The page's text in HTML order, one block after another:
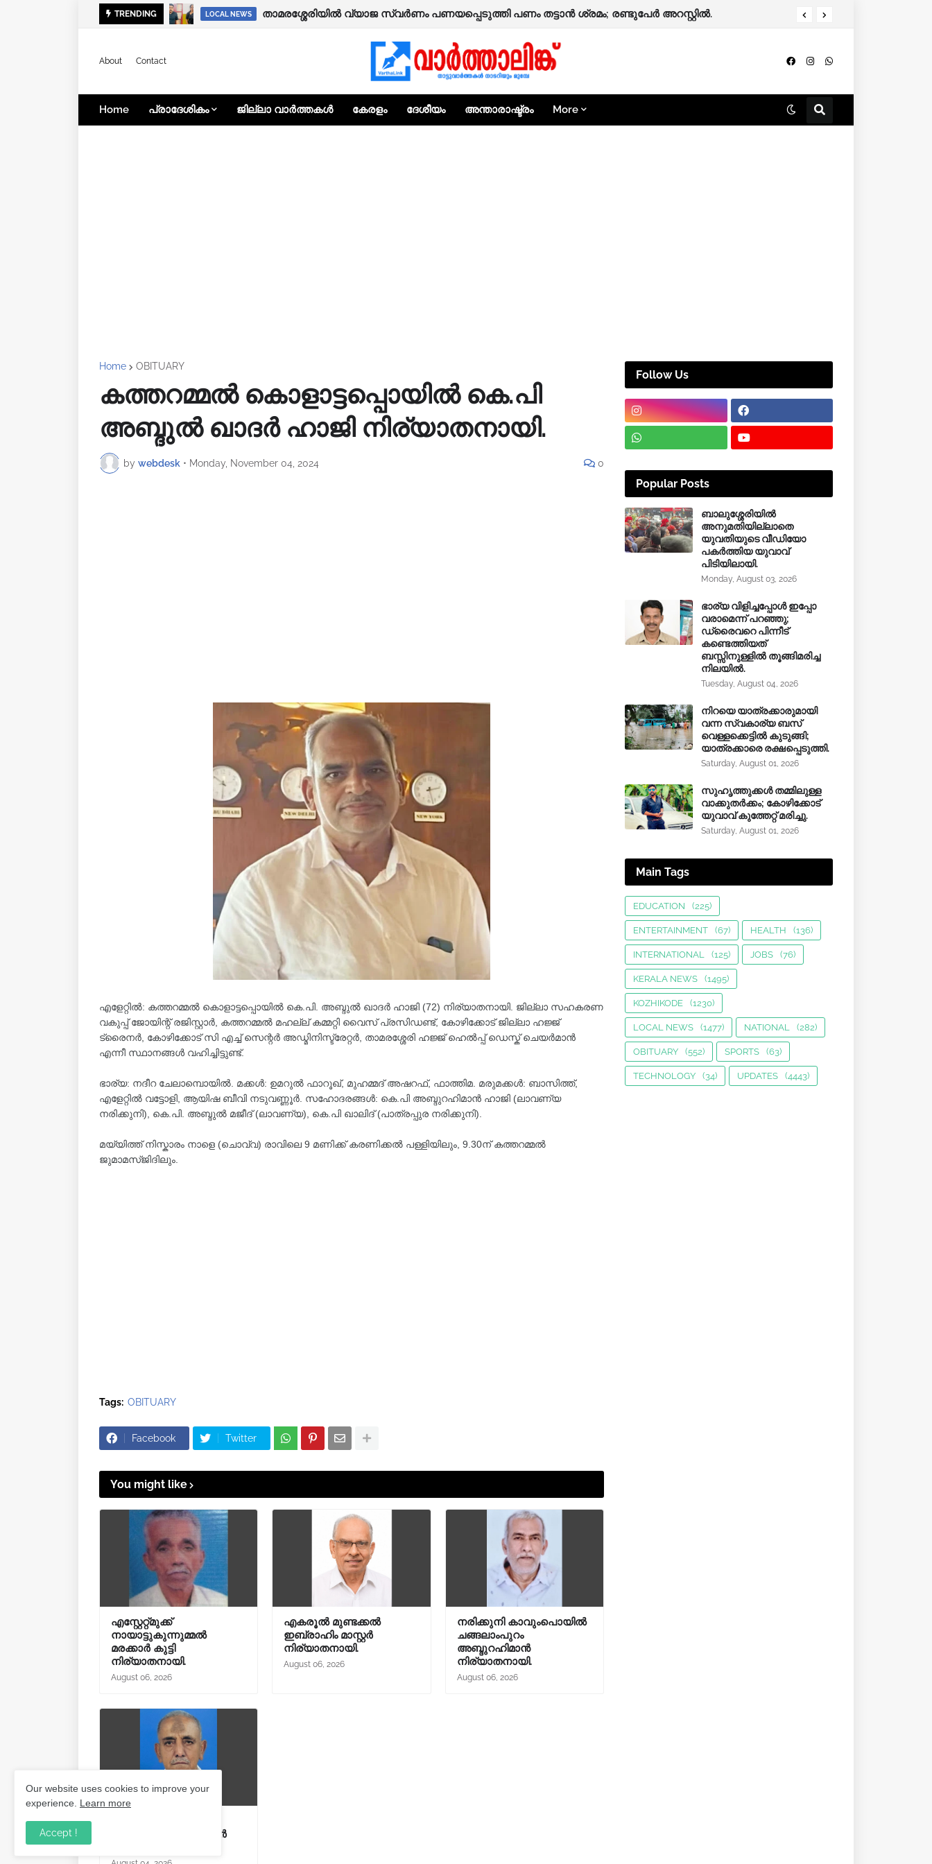
TRENDING LOCAL NEWS താമരശ്ശേരിയിൽ വ്യാജ സ്വർണം പണയപ്പെടുത്തി പണം തട്ടാൻ ശ്രമം; രണ്ടുപേർ അറസ്റ്റിൽ.
KERALA NEWS
About Contact
Home പ്രാദേശികം ജില്ലാ വാർത്തകൾ കേരളം ദേശീയം അന്താരാഷ്ട്രം More
Home OBITUARY
കത്തറമ്മൽ കൊളാട്ടപ്പൊയിൽ കെ.പി
അബ്ദുൽ ഖാദർ ഹാജി നിര്യാതനായി.
by webdesk • Monday, November 04, 2024 0
എളേറ്റിൽ: കത്തറമ്മൽ കൊളാട്ടപ്പൊയിൽ കെ.പി. അബ്ദുൽ ഖാദർ ഹാജി (72) നിര്യാതനായി. ജില്ലാ സഹകരണ
വകുപ്പ് ജോയിന്റ് രജിസ്റ്റാർ, കത്തറമ്മൽ മഹല്ല് കമ്മറ്റി വൈസ് പ്രസിഡണ്ട്, കോഴിക്കോട് ജില്ലാ ഹജ്ജ്
ട്രൈനർ, കോഴിക്കോട് സി എച്ച് സെന്റർ അഡ്മിനിസ്ട്രേറ്റർ, താമരശ്ശേരി ഹജ്ജ് ഹെൽപ്പ് ഡെസ്ക് ചെയർമാൻ
എന്നീ സ്ഥാനങ്ങൾ വഹിച്ചിട്ടുണ്ട്.
ഭാര്യ: നദീറ ചേലാമ്പൊയിൽ. മക്കൾ: ഉമറുൽ ഫാറൂഖ്, മുഹമ്മദ് അഷറഫ്, ഫാത്തിമ. മരുമക്കൾ: ബാസിത്ത്,
എളേറ്റിൽ വട്ടോളി, ആയിഷ ബീവി നടുവണ്ണൂർ. സഹോദരങ്ങൾ: കെ.പി അബ്ദുറഹിമാൻ ഹാജി (ലാവണ്യ
നരിക്കുനി), കെ.പി. അബ്ദുൽ മജീദ് (ലാവണ്യ), കെ.പി ഖാലിദ് (പാത്രപ്പുര നരിക്കുനി).
മയ്യിത്ത് നിസ്കാരം നാളെ (ചൊവ്വ) രാവിലെ 9 മണിക്ക് കരണിക്കൽ പള്ളിയിലും, 9.30ന് കത്തറമ്മൽ
ജുമാമസ്ജിദിലും.
Tags: OBITUARY
Facebook Twitter
You might like
എസ്റ്റേറ്റ്മുക്ക്
നായാട്ടുകുന്നുമ്മൽ
മരക്കാർ കുട്ടി
നിര്യാതനായി.
August 06, 2026
എകരൂൽ മുണ്ടക്കൽ
ഇബ്രാഹിം മാസ്റ്റർ
നിര്യാതനായി.
August 06, 2026
നരിക്കുനി കാവുംപൊയിൽ
ചങ്ങലാംപുറം
അബ്ദുറഹിമാൻ
നിര്യാതനായി.
August 06, 2026
കോയസ്സൻ മുസ്ലിയാർ
Follow Us
Popular Posts
ബാലുശ്ശേരിയിൽ
അനുമതിയില്ലാതെ
യുവതിയുടെ വീഡിയോ
പകർത്തിയ യുവാവ്
പിടിയിലായി.
Monday, August 03, 2026
ഭാര്യ വിളിച്ചപ്പോള്‍ ഇപ്പോ
വരാമെന്ന് പറഞ്ഞു;
ഡ്രൈവറെ പിന്നീട്
കണ്ടെത്തിയത്
ബസ്സിനുള്ളില്‍ തൂങ്ങിമരിച്ച
നിലയിൽ.
Tuesday, August 04, 2026
നിറയെ യാത്രക്കാരുമായി
വന്ന സ്വകാര്യ ബസ്
വെള്ളക്കെട്ടിൽ കുടുങ്ങി;
യാത്രക്കാരെ രക്ഷപ്പെടുത്തി.
Saturday, August 01, 2026
സുഹൃത്തുക്കൾ തമ്മിലുള്ള
വാക്കുതർക്കം; കോഴിക്കോട്
യുവാവ് കുത്തേറ്റ് മരിച്ചു.
Saturday, August 01, 2026
Main Tags
EDUCATION (225)
ENTERTAINMENT (67) HEALTH (136)
INTERNATIONAL (125) JOBS (76)
KERALA NEWS (1495)
KOZHIKODE (1230)
LOCAL NEWS (1477) NATIONAL (282)
OBITUARY (552) SPORTS (63)
TECHNOLOGY (34) UPDATES (4443)
Our website uses cookies to improve your
experience. Learn more
Accept !